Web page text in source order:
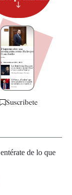
Suscríbete
de lo que